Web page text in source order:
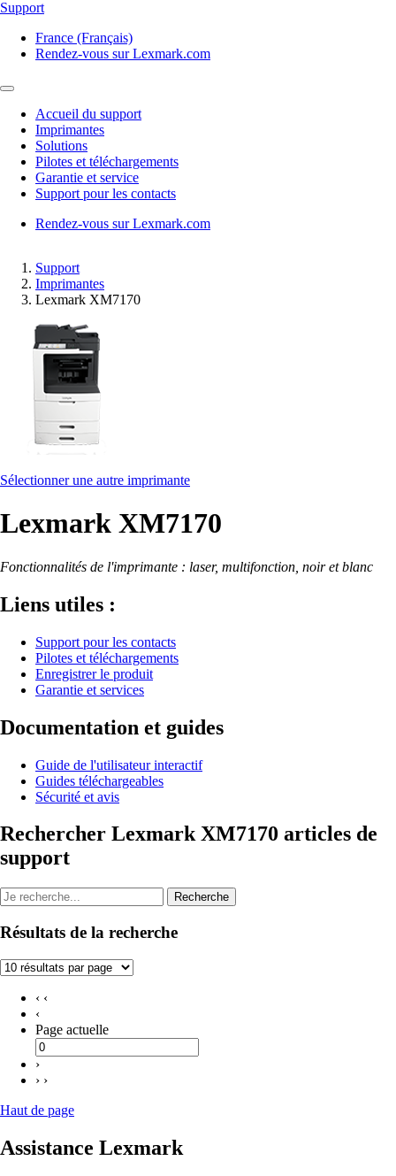
Support
France (Français)
Rendez-vous sur Lexmark.com
Accueil du support
Imprimantes
Solutions
Pilotes et téléchargements
Garantie et service
Support pour les contacts
Rendez-vous sur Lexmark.com
Support
Imprimantes
Lexmark XM7170
Sélectionner une autre imprimante
Lexmark XM7170
Fonctionnalités de l'imprimante : laser, multifonction, noir et blanc
Liens utiles :
Support pour les contacts
Pilotes et téléchargements
Enregistrer le produit
Garantie et services
Documentation et guides
Guide de l'utilisateur interactif
Guides téléchargeables
Sécurité et avis
Rechercher Lexmark XM7170 articles de
support
Recherche
Résultats de la recherche
‹ ‹
‹
Page actuelle
›
› ›
Haut de page
Assistance Lexmark